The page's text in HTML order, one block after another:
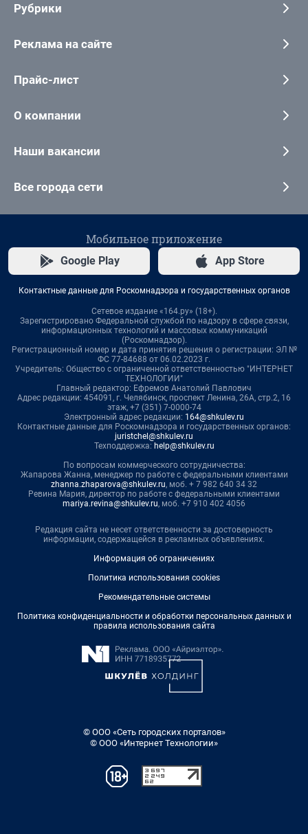
Рубрики
Реклама на сайте
Прайс-лист
О компании
Наши вакансии
Все города сети
Мобильное приложение
Google Play App Store
Контактные данные для Роскомнадзора и государственных органов
Сетевое издание «164.ру» (18+).
Зарегистрировано Федеральной службой по надзору в сфере связи,
информационных технологий и массовых коммуникаций
(Роскомнадзор).
Регистрационный номер и дата принятия решения о регистрации: ЭЛ №
ФС 77-84688 от 06.02.2023 г.
Учредитель: Общество с ограниченной ответственностью "ИНТЕРНЕТ
ТЕХНОЛОГИИ"
Главный редактор: Ефремов Анатолий Павлович
Адрес редакции: 454091, г. Челябинск, проспект Ленина, 26А, стр.2, 16
этаж, +7 (351) 7-0000-74
Электронный адрес редакции: 164@shkulev.ru
Контактные данные для Роскомнадзора и государственных органов:
juristchel@shkulev.ru
Техподдержка: help@shkulev.ru
По вопросам коммерческого сотрудничества:
Жапарова Жанна, менеджер по работе с федеральными клиентами
zhanna.zhaparova@shkulev.ru, моб. + 7 982 640 34 32
Ревина Мария, директор по работе с федеральными клиентами
mariya.revina@shkulev.ru, моб. +7 910 402 4056
Редакция сайта не несет ответственности за достоверность
информации, содержащейся в рекламных объявлениях.
Информация об ограничениях
Политика использования cookies
Рекомендательные системы
Политика конфиденциальности и обработки персональных данных и
правила использования сайта
© ООО «Сеть городских порталов»
© ООО «Интернет Технологии»